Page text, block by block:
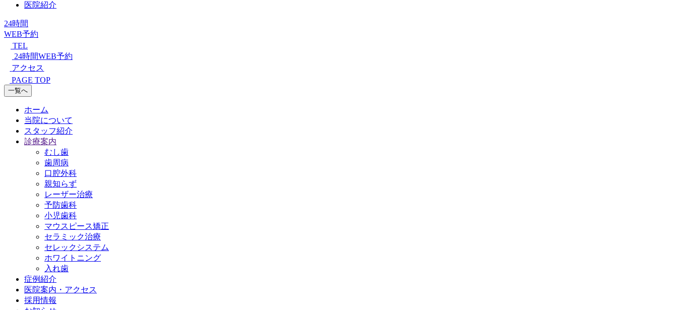
医院紹介
24時間
WEB予約
TEL
24時間WEB予約
アクセス
PAGE TOP
一覧へ
ホーム
当院について
スタッフ紹介
診療案内
むし歯
歯周病
口腔外科
親知らず
レーザー治療
予防歯科
小児歯科
マウスピース矯正
セラミック治療
セレックシステム
ホワイトニング
入れ歯
症例紹介
医院案内・アクセス
採用情報